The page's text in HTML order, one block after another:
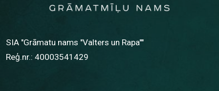
SIA "Grāmatu nams "Valters un Rapa""
Reģ.nr.: 40003541429